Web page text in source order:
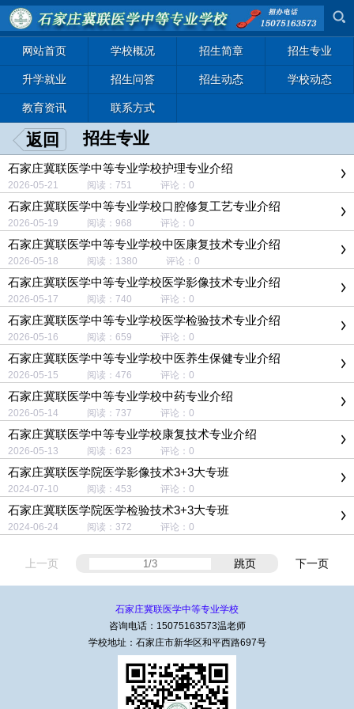
网站首页 学校概况 招生简章 招生专业
升学就业 招生问答 招生动态 学校动态
教育资讯 联系方式
返回 招生专业
石家庄冀联医学中等专业学校护理专业介绍
2026-05-21 阅读：751 评论：0
石家庄冀联医学中等专业学校口腔修复工艺专业介绍
2026-05-19 阅读：968 评论：0
石家庄冀联医学中等专业学校中医康复技术专业介绍
2026-05-18 阅读：1380 评论：0
石家庄冀联医学中等专业学校医学影像技术专业介绍
2026-05-17 阅读：740 评论：0
石家庄冀联医学中等专业学校医学检验技术专业介绍
2026-05-16 阅读：659 评论：0
石家庄冀联医学中等专业学校中医养生保健专业介绍
2026-05-15 阅读：476 评论：0
石家庄冀联医学中等专业学校中药专业介绍
2026-05-14 阅读：737 评论：0
石家庄冀联医学中等专业学校康复技术专业介绍
2026-05-13 阅读：623 评论：0
石家庄冀联医学院医学影像技术3+3大专班
2024-07-10 阅读：453 评论：0
石家庄冀联医学院医学检验技术3+3大专班
2024-06-24 阅读：372 评论：0
上一页 跳页 下一页
石家庄冀联医学中等专业学校
咨询电话：15075163573温老师
学校地址：石家庄市新华区和平西路697号